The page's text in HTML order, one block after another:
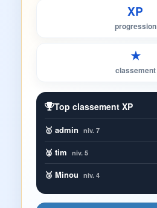
XP
progression
★
classement
Top classement XP
🥇 admin niv. 7
🥈 tim niv. 5
🥉 Minou niv. 4